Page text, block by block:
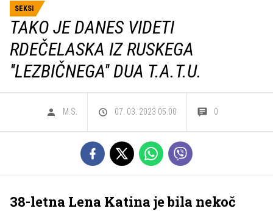
SEKSI
TAKO JE DANES VIDETI
RDEČELASKA IZ RUSKEGA
''LEZBIČNEGA'' DUA T.A.T.U.
M.S. 07. 03. 2023 05.00 0
38-letna Lena Katina je bila nekoč